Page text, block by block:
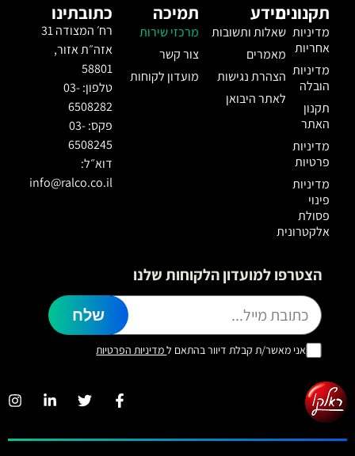
תקנונים
מדיניות
אחריות
מדיניות
הובלה
תקנון
האתר
מדיניות
פרטיות
מדיניות
פינוי
פסולת
אלקטרונית
מידע
שאלות ותשובות
מאמרים
הצהרת נגישות
לאתר היבואן
תמיכה
מרכזי שירות
צור קשר
מועדון לקוחות
כתובתינו
רח׳ המצודה 31
אזה״ת אזור,
58801
טלפון: 03-
6508282
פקס: 03-
6508245
דוא״ל:
info@ralco.co.il
הצטרפו למועדון הלקוחות שלנו
אני מאשר/ת קבלת דיוור בהתאם למדיניות הפרטיות
שלח